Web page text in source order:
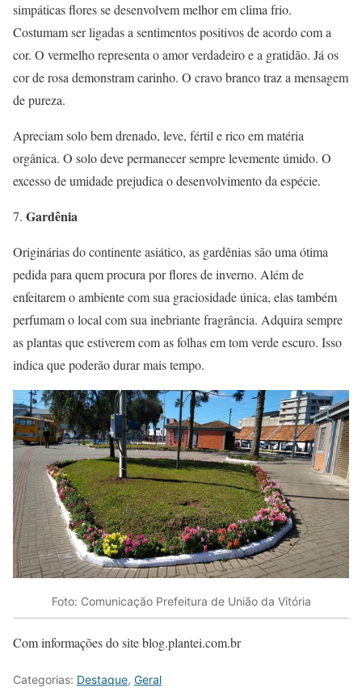
simpáticas flores se desenvolvem melhor em clima frio.
Costumam ser ligadas a sentimentos positivos de acordo com a
cor. O vermelho representa o amor verdadeiro e a gratidão. Já os
cor de rosa demonstram carinho. O cravo branco traz a mensagem
de pureza.
Apreciam solo bem drenado, leve, fértil e rico em matéria
orgânica. O solo deve permanecer sempre levemente úmido. O
excesso de umidade prejudica o desenvolvimento da espécie.
Gardênia
Originárias do continente asiático, as gardênias são uma ótima
pedida para quem procura por flores de inverno. Além de
enfeitarem o ambiente com sua graciosidade única, elas também
perfumam o local com sua inebriante fragrância. Adquira sempre
as plantas que estiverem com as folhas em tom verde escuro. Isso
indica que poderão durar mais tempo.
Foto: Comunicação Prefeitura de União da Vitória
Com informações do site blog.plantei.com.br
Categorias: Destaque, Geral